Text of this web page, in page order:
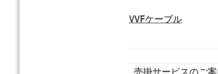
VVFケーブル